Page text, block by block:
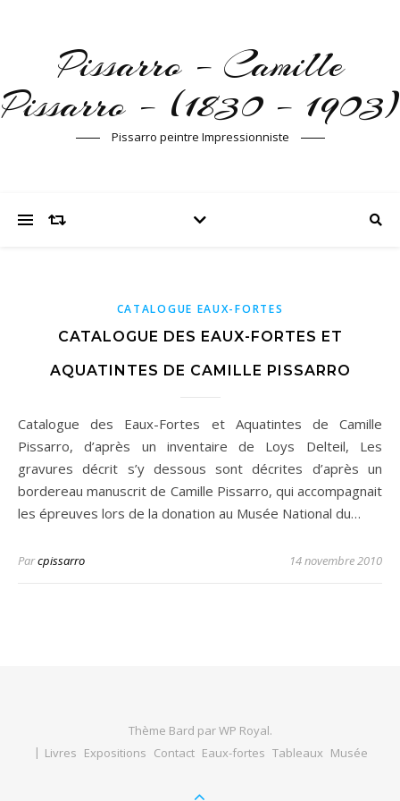
Pissarro – Camille
Pissarro – (1830 – 1903)
Pissarro peintre Impressionniste
CATALOGUE EAUX-FORTES
CATALOGUE DES EAUX-FORTES ET
AQUATINTES DE CAMILLE PISSARRO
Catalogue des Eaux-Fortes et Aquatintes de Camille
Pissarro, d’après un inventaire de Loys Delteil, Les
gravures décrit s’y dessous sont décrites d’après un
bordereau manuscrit de Camille Pissarro, qui accompagnait
les épreuves lors de la donation au Musée National du…
Parcpissarro 14 novembre 2010
Thème Bard parWP Royal.
Livres Expositions Contact Eaux-fortes Tableaux Musée